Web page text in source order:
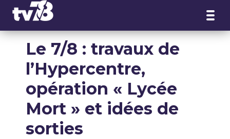
Le 7/8 : travaux de
l’Hypercentre,
opération « Lycée
Mort » et idées de
sorties
Panneau de gestion des cookies